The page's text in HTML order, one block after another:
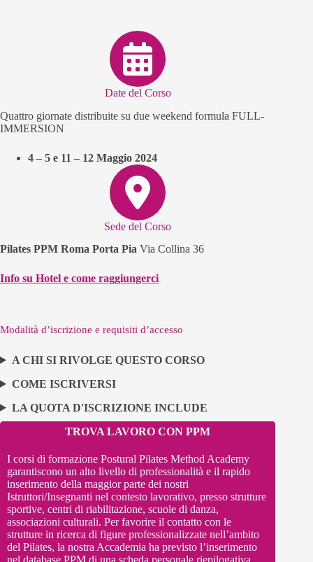
Date del Corso
Quattro giornate distribuite su due weekend formula FULL-
IMMERSION
4 – 5 e 11 – 12 Maggio 2024
Sede del Corso
Pilates PPM Roma Porta Pia Via Collina 36
Info su Hotel e come raggiungerci
Modalità d’iscrizione e requisiti d’accesso
A CHI SI RIVOLGE QUESTO CORSO
COME ISCRIVERSI
LA QUOTA D'ISCRIZIONE INCLUDE
TROVA LAVORO CON PPM
I corsi di formazione Postural Pilates Method Academy
garantiscono un alto livello di professionalità e il rapido
inserimento della maggior parte dei nostri
Istruttori/Insegnanti nel contesto lavorativo, presso strutture
sportive, centri di riabilitazione, scuole di danza,
associazioni culturali. Per favorire il contatto con le
strutture in ricerca di figure professionalizzate nell’ambito
del Pilates, la nostra Accademia ha previsto l’inserimento
nel database PPM di una scheda personale riepilogativa